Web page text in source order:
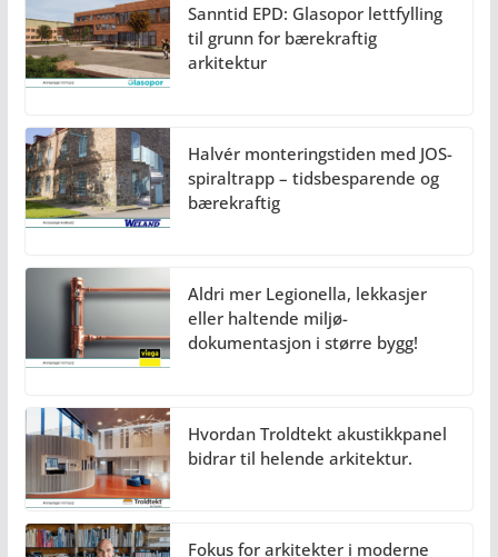
Sanntid EPD: Glasopor lettfylling
til grunn for bærekraftig
arkitektur
Halvér monteringstiden med JOS-
spiraltrapp – tidsbesparende og
bærekraftig
Aldri mer Legionella, lekkasjer
eller haltende miljø-
dokumentasjon i større bygg!
Hvordan Troldtekt akustikkpanel
bidrar til helende arkitektur.
Fokus for arkitekter i moderne